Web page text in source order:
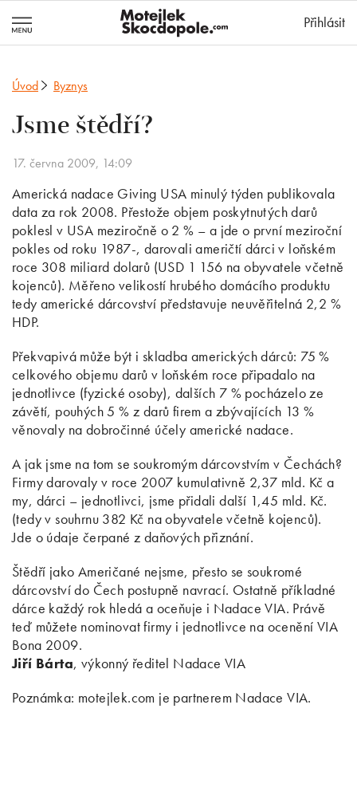
Přihlásit
Úvod Byznys
Jsme štědří?
17. června 2009, 14:09
Americká nadace Giving USA minulý týden publikovala
data za rok 2008. Přestože objem poskytnutých darů
poklesl v USA meziročně o 2 % – a jde o první meziroční
pokles od roku 1987-, darovali američtí dárci v loňském
roce 308 miliard dolarů (USD 1 156 na obyvatele včetně
kojenců). Měřeno velikostí hrubého domácího produktu
tedy americké dárcovství představuje neuvěřitelná 2,2 %
HDP.
Překvapivá může být i skladba amerických dárců: 75 %
celkového objemu darů v loňském roce připadalo na
jednotlivce (fyzické osoby), dalších 7 % pocházelo ze
závětí, pouhých 5 % z darů firem a zbývajících 13 %
věnovaly na dobročinné účely americké nadace.
A jak jsme na tom se soukromým dárcovstvím v Čechách?
Firmy darovaly v roce 2007 kumulativně 2,37 mld. Kč a
my, dárci – jednotlivci, jsme přidali další 1,45 mld. Kč.
(tedy v souhrnu 382 Kč na obyvatele včetně kojenců).
Jde o údaje čerpané z daňových přiznání.
Štědří jako Američané nejsme, přesto se soukromé
dárcovství do Čech postupně navrací. Ostatně příkladné
dárce každý rok hledá a oceňuje i Nadace VIA. Právě
teď můžete nominovat firmy i jednotlivce na ocenění VIA
Bona 2009.
Jiří Bárta, výkonný ředitel Nadace VIA
Poznámka: motejlek.com je partnerem Nadace VIA.